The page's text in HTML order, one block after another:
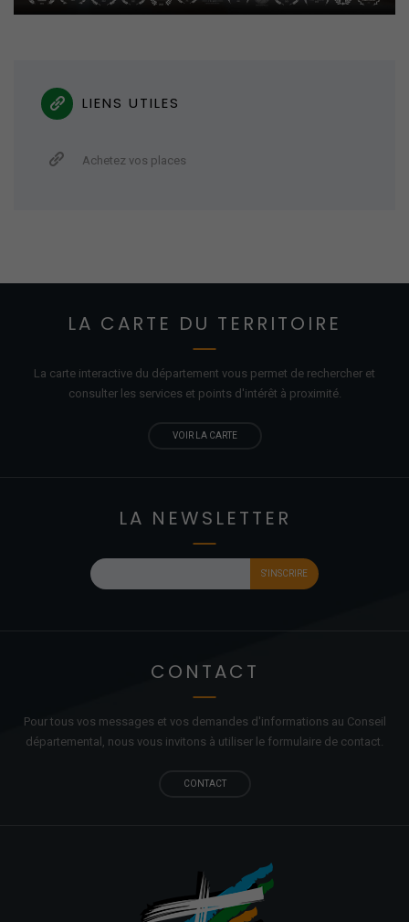
LIENS UTILES
Achetez vos places
LA CARTE DU TERRITOIRE
La carte interactive du département vous permet de rechercher et
consulter les services et points d'intérêt à proximité.
VOIR LA CARTE
LA NEWSLETTER
CONTACT
Pour tous vos messages et vos demandes d'informations au Conseil
départemental, nous vous invitons à utiliser le formulaire de contact.
CONTACT